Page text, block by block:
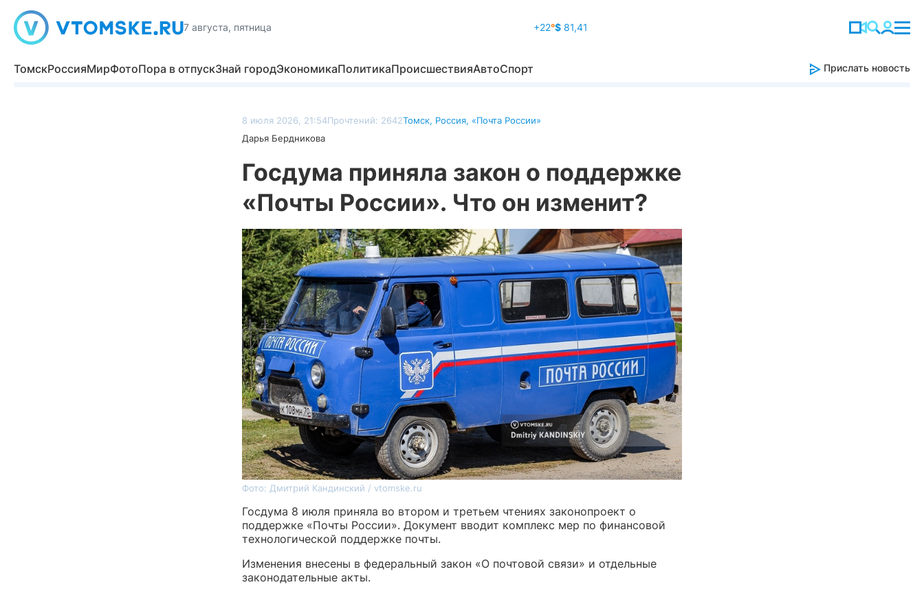
7 августа, пятница +22°$81,41
ТомскРоссияМирФотоПора в отпускЗнай городЭкономикаПолитикаПроисшествияАвтоСпорт Прислать новость
8 июля 2026, 21:54Прочтений: 2642Томск, Россия, «Почта России»
Дарья Бердникова
Госдума приняла закон о поддержке
«Почты России». Что он изменит?
Фото: Дмитрий Кандинский / vtomske.ru
Госдума 8 июля приняла во втором и третьем чтениях законопроект о
поддержке «Почты России». Документ вводит комплекс мер по финансовой
технологической поддержке почты.
Изменения внесены в федеральный закон «О почтовой связи» и отдельные
законодательные акты.